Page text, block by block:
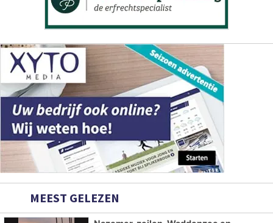
MEEST GELEZEN